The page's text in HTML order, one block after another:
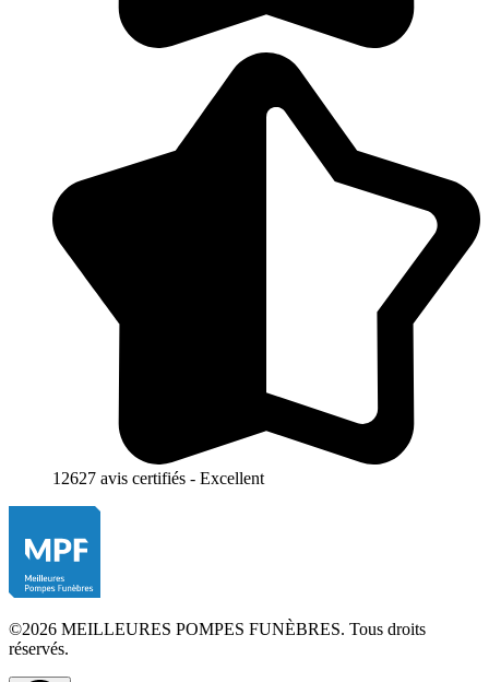
12627 avis certifiés - Excellent
©2026 MEILLEURES POMPES FUNÈBRES. Tous droits
réservés.